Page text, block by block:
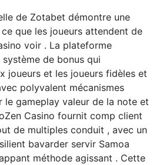
de Zotabet démontre une
que les joueurs attendent de
voir . La plateforme
de bonus qui
joueurs et les joueurs fidèles et
polyvalent mécanismes
le gameplay valeur de la note et
Casino fournit comp client
de multiples conduit , avec un
bavarder servir Samoa
méthode agissant . Cette